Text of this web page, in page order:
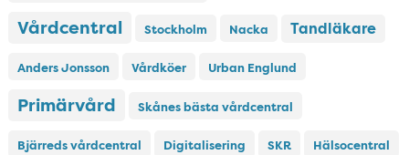
Vårdcentral Stockholm Nacka Tandläkare
Anders Jonsson Vårdköer Urban Englund
Primärvård Skånes bästa vårdcentral
Bjärreds vårdcentral Digitalisering SKR Hälsocentral